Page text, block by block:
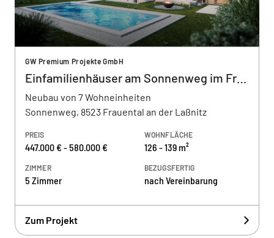
GW Premium Projekte GmbH
Einfamilienhäuser am Sonnenweg im Frauental
Neubau von 7 Wohneinheiten
Sonnenweg, 8523 Frauental an der Laßnitz
PREIS
447.000 € - 580.000 €
WOHNFLÄCHE
126 - 139 m²
ZIMMER
5 Zimmer
BEZUGSFERTIG
nach Vereinbarung
Zum Projekt